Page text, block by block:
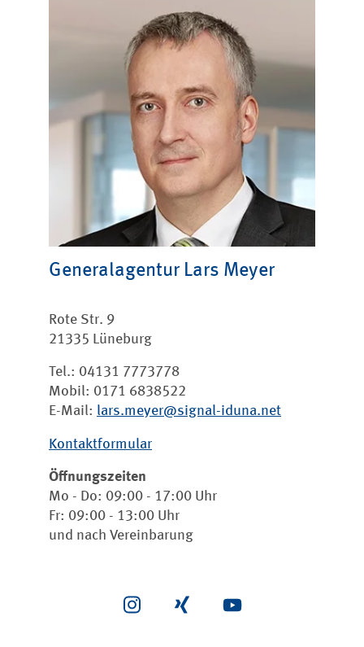
Generalagentur Lars Meyer
Rote Str. 9
21335 Lüneburg
Tel.: 04131 7773778
Mobil: 0171 6838522
E-Mail: lars.meyer@signal-iduna.net
Kontaktformular
Öffnungszeiten
Mo - Do: 09:00 - 17:00 Uhr
Fr: 09:00 - 13:00 Uhr
und nach Vereinbarung